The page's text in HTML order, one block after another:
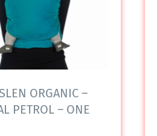
ORGANIC –
PETROL – ONE